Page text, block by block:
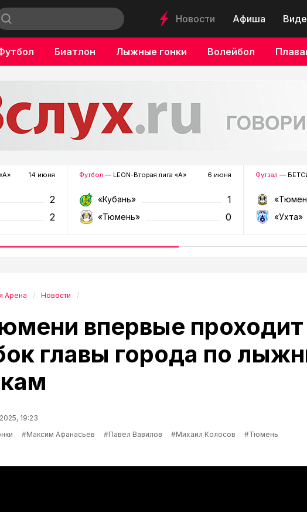
Новости Афиша
Биатлон Лыжные гонки Волейбол
14 июня
2
2
Футбол — LEON-Вторая лига «А» 6 июня
«Кубань» 1
«Тюмень» 0
Футзал —
«Ухта»
Арена Новости
впервые проходит
главы города по
19:23
#Максим Афанасьев #Павел Вавилов #Михаил Колосов #Тюмень